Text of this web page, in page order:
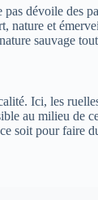
dévoile des
et
sauvage
Ici, les
au milieu
pour faire